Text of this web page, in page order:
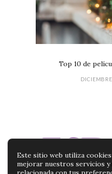
Top 10 de
Este sitio web utiliza
mejorar nuestros servicios